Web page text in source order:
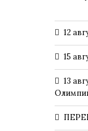
12
15
13